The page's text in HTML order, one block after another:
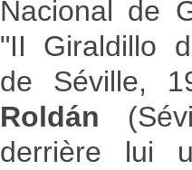
Nacional de
"II Giraldillo
de Séville,
Roldán
derrière lui